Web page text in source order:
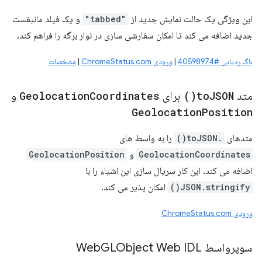
این ویژگی یک حالت نمایش جدید از "tabbed"
و یک فیلد مانیفست
جدید اضافه می کند تا امکان سفارشی سازی در نوار برگه را فراهم کند.
باگ ردیابی #40598974 |ورودی ChromeStatus.com | مشخصات
متد toJSON(
) برای GeolocationCoordinates و
GeolocationPosition
متدهای .toJSON() را به واسط های
GeolocationCoordinates و GeolocationPosition
اضافه می کند. این کار سریال سازی این اشیاء را با
JSON.stringify() امکان پذیر می کند.
ورودی ChromeStatus.com
سوپرواسط Web GLObject Web IDL